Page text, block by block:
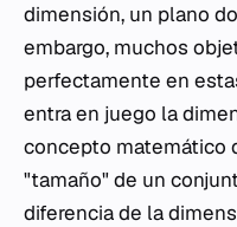
dimensión, un plano
embargo, muchos
perfectamente en
entra en juego la
concepto matemático
"tamaño" de un
diferencia de la